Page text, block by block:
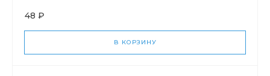
48 ₽
В КОРЗИНУ